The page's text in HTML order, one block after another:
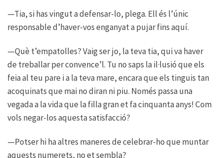
—Tia, si has vingut a defensar-lo, plega. Ell és l’únic
responsable d’haver-vos enganyat a pujar fins aquí.
—Què t’empatolles? Vaig ser jo, la teva tia, qui va haver
de treballar per convence’l. Tu no saps la il·lusió que els
feia al teu pare i a la teva mare, encara que els tinguis tan
acoquinats que mai no diran ni piu. Només passa una
vegada a la vida que la filla gran et fa cinquanta anys! Com
vols negar-los aquesta satisfacció?
—Potser hi ha altres maneres de celebrar-ho que muntar
aquests numerets, no et sembla?